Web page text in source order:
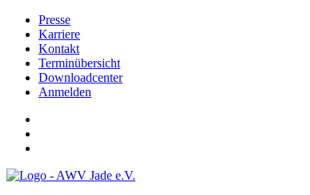
Presse
Karriere
Kontakt
Terminübersicht
Downloadcenter
Anmelden